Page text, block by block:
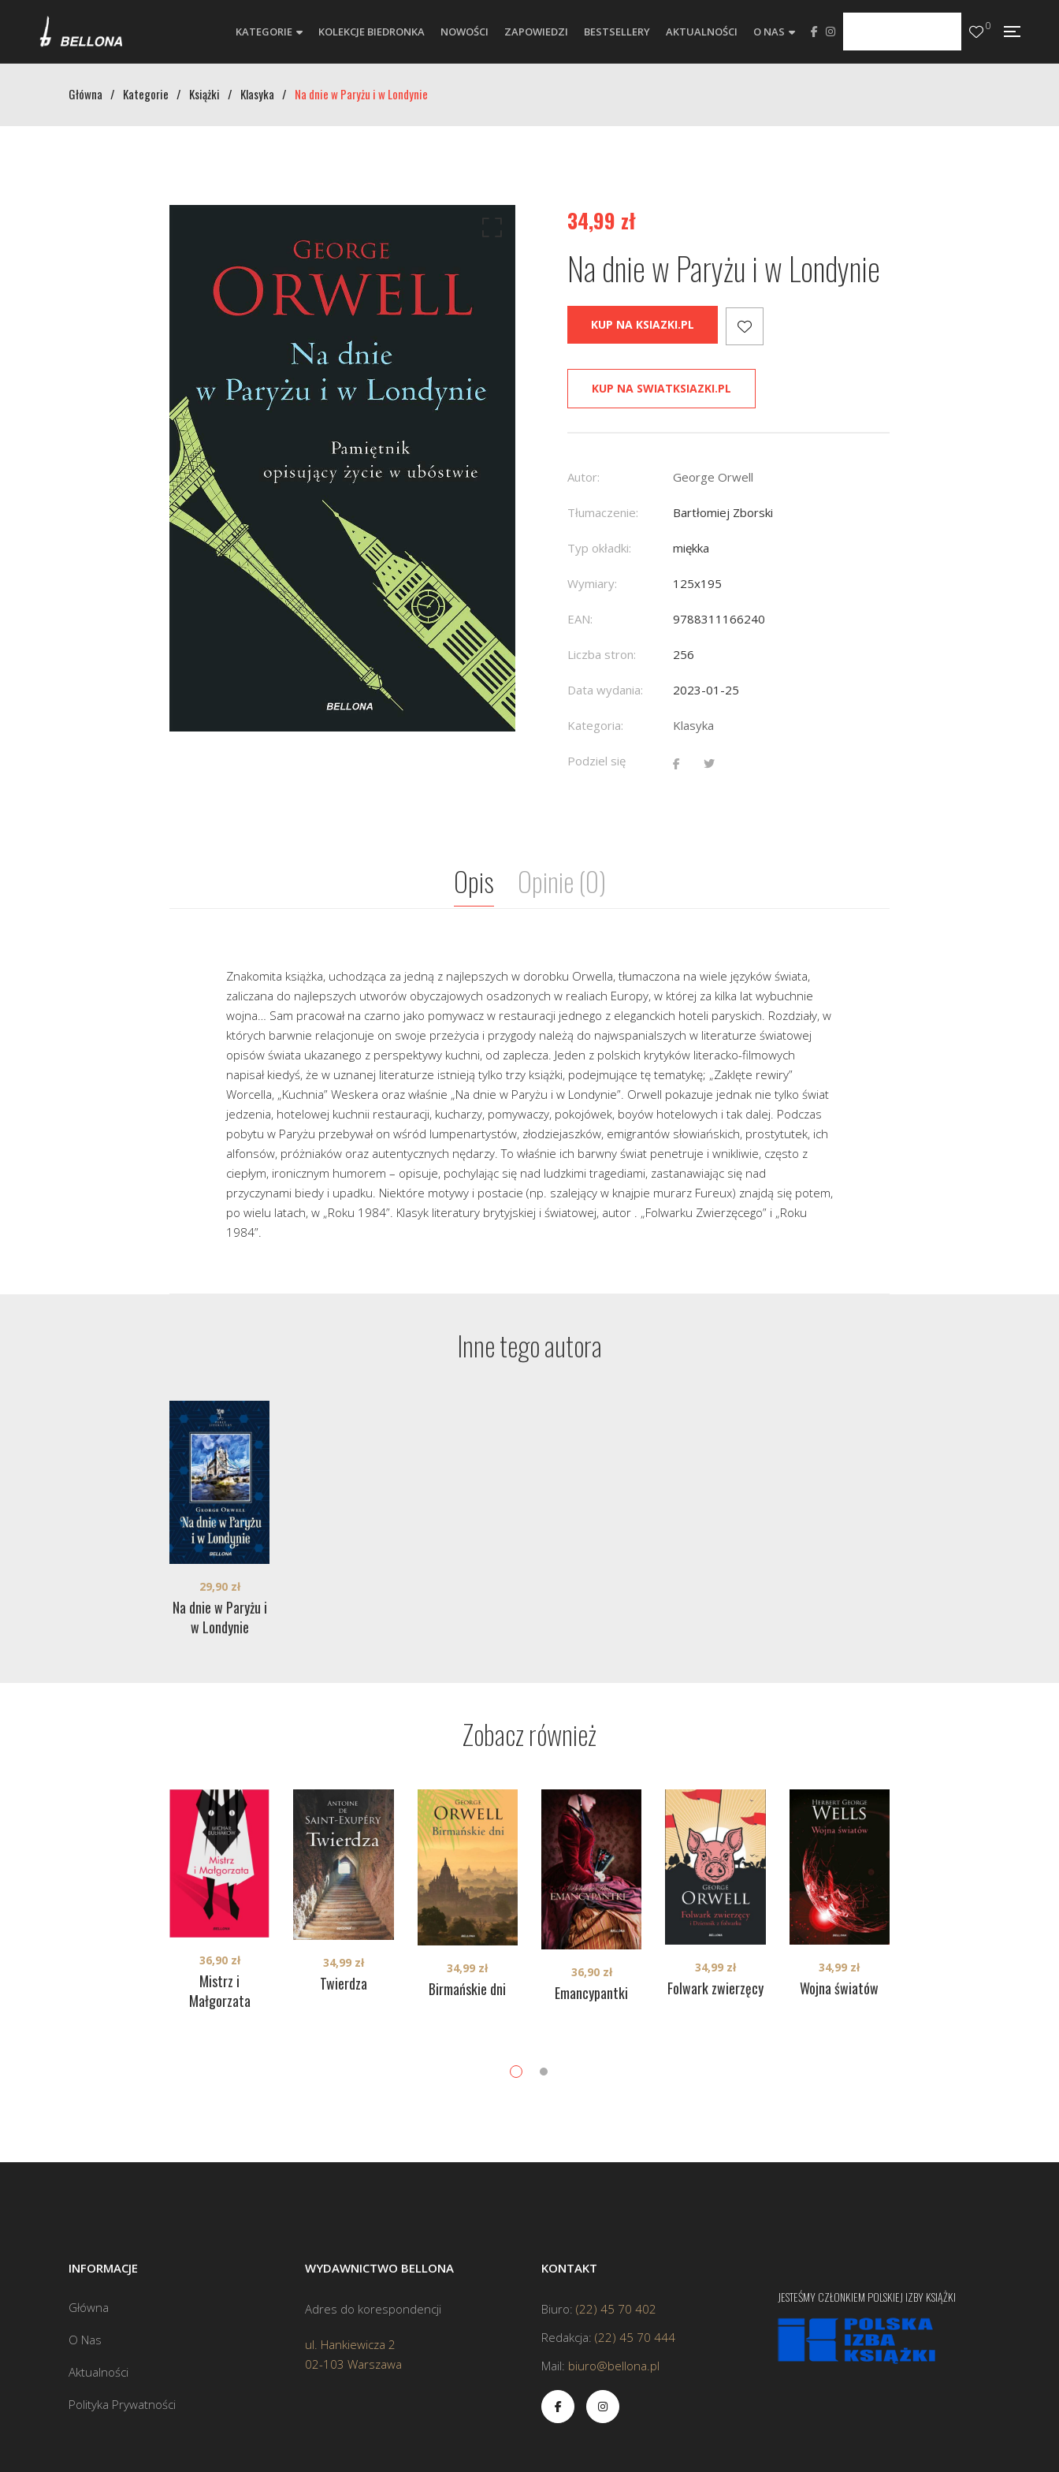
KATEGORIE KOLEKCJE BIEDRONKA NOWOŚCI ZAPOWIEDZI BESTSELLERY AKTUALNOŚCI O NAS 0
Główna / Kategorie / Książki / Klasyka / Na dnie w Paryżu i w Londynie
34,99 zł
Na dnie w Paryżu i w Londynie
KUP NA KSIAZKI.PL
KUP NA SWIATKSIAZKI.PL
Autor: George Orwell
Tłumaczenie: Bartłomiej Zborski
Typ okładki: miękka
Wymiary: 125x195
EAN: 9788311166240
Liczba stron: 256
Data wydania: 2023-01-25
Kategoria: Klasyka
Podziel się
Opis Opinie (0)
Znakomita książka, uchodząca za jedną z najlepszych w dorobku Orwella, tłumaczona na wiele języków świata,
zaliczana do najlepszych utworów obyczajowych osadzonych w realiach Europy, w której za kilka lat wybuchnie
wojna… Sam pracował na czarno jako pomywacz w restauracji jednego z eleganckich hoteli paryskich. Rozdziały, w
których barwnie relacjonuje on swoje przeżycia i przygody należą do najwspanialszych w literaturze światowej
opisów świata ukazanego z perspektywy kuchni, od zaplecza. Jeden z polskich krytyków literacko-filmowych
napisał kiedyś, że w uznanej literaturze istnieją tylko trzy książki, podejmujące tę tematykę; „Zaklęte rewiry”
Worcella, „Kuchnia” Weskera oraz właśnie „Na dnie w Paryżu i w Londynie”. Orwell pokazuje jednak nie tylko świat
jedzenia, hotelowej kuchnii restauracji, kucharzy, pomywaczy, pokojówek, boyów hotelowych i tak dalej. Podczas
pobytu w Paryżu przebywał on wśród lumpenartystów, złodziejaszków, emigrantów słowiańskich, prostytutek, ich
alfonsów, próżniaków oraz autentycznych nędarzy. To właśnie ich barwny świat penetruje i wnikliwie, często z
ciepłym, ironicznym humorem – opisuje, pochylając się nad ludzkimi tragediami, zastanawiając się nad
przyczynami biedy i upadku. Niektóre motywy i postacie (np. szalejący w knajpie murarz Fureux) znajdą się potem,
po wielu latach, w „Roku 1984”. Klasyk literatury brytyjskiej i światowej, autor . „Folwarku Zwierzęcego” i „Roku
1984”.
Inne tego autora
Na dnie w Paryżu i
w Londynie
29,90 zł
Zobacz również
Mistrz i
Małgorzata
36,90 zł
Twierdza
34,99 zł
Birmańskie dni
34,99 zł
Emancypantki
36,90 zł
Folwark zwierzęcy
34,99 zł
Wojna światów
34,99 zł
INFORMACJE
Główna
O Nas
Aktualności
Polityka Prywatności
WYDAWNICTWO BELLONA
Adres do korespondencji
ul. Hankiewicza 2
02-103 Warszawa
KONTAKT
Biuro: (22) 45 70 402
Redakcja: (22) 45 70 444
Mail: biuro@bellona.pl
JESTEŚMY CZŁONKIEM POLSKIEJ IZBY KSIĄŻKI